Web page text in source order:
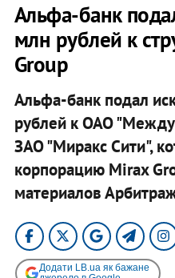
Альфа-банк
млн рублей к
Group
Альфа-банк подал
рублей к ОАО
ЗАО "Миракс Сити",
корпорацию Mirax
материалов
Додати LB.ua як бажане